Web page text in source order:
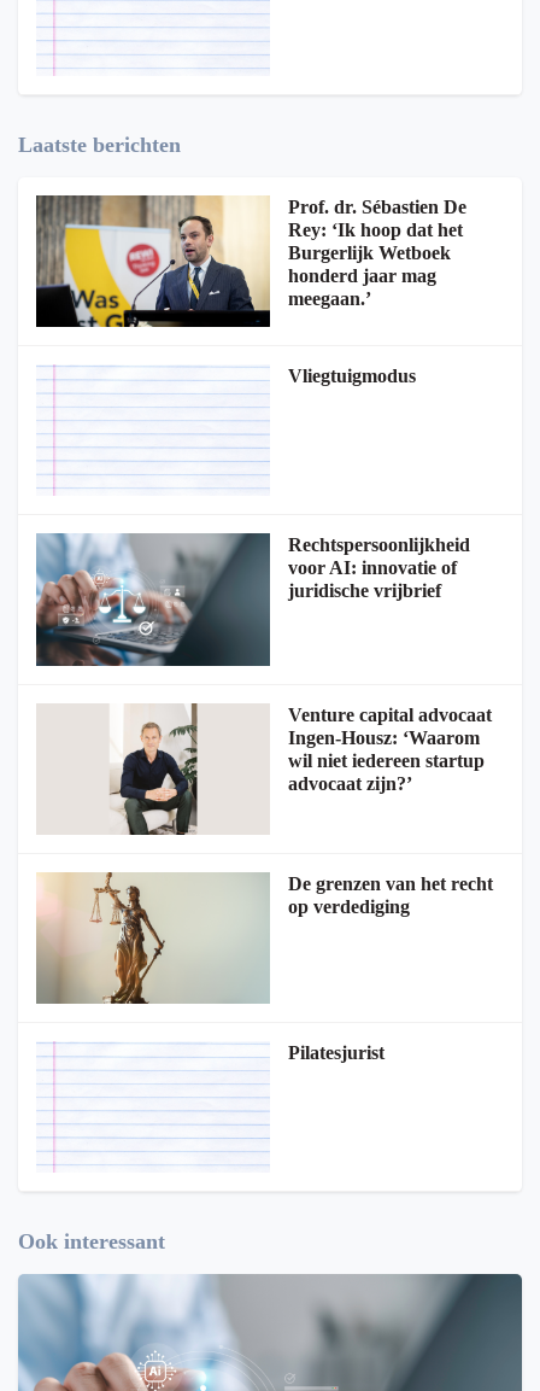
Laatste berichten
Prof. dr. Sébastien De
Rey: ‘Ik hoop dat het
Burgerlijk Wetboek
honderd jaar mag
meegaan.’
Vliegtuigmodus
Rechtspersoonlijkheid
voor AI: innovatie of
juridische vrijbrief
Venture capital advocaat
Ingen-Housz: ‘Waarom
wil niet iedereen startup
advocaat zijn?’
De grenzen van het recht
op verdediging
Pilatesjurist
Ook interessant